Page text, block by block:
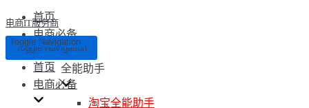
首页
电商必备
全能助手
淘宝全能助手
电商IT服务商
Toggle Navigation
Toggle Navigation
首页
电商必备